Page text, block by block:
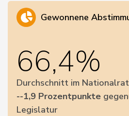
Gewonnene
66,4%
Durchschnitt im Nationalrat
--1,9 Prozentpunkte
Legislatur